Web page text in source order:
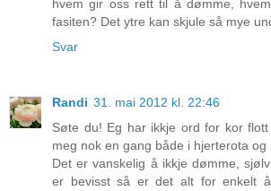
hvem gir oss rett til å dømme,
fasiten? Det ytre kan skjule så mye
Svar
Randi 31. mai 2012 kl. 22:46
Søte du! Eg har ikkje ord for kor
meg nok en gang både i hjerterota og
Det er vanskelig å ikkje dømme,
er bevisst så er det alt for enkelt